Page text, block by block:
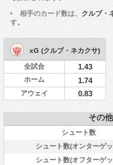
相手のカード数は、 クルブ・
す。
xG (クルブ・ネカクサ)
全試合 1.43
ホーム 1.74
アウェイ 0.83
その
シュート数
シュート数(オンターゲ
シュート数(オフターゲ